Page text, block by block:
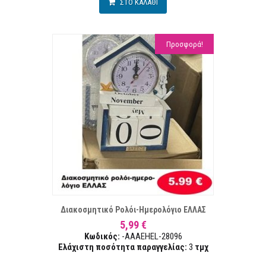
ΣΤΟ ΚΑΛΑΘΙ
Προσφορά!
Διακοσμητικό Ρολόι-Ημερολόγιο ΕΛΛΑΣ
5,99 €
Κωδικός: -AAAEHEL-28096
Ελάχιστη ποσότητα παραγγελίας: 3 τμχ